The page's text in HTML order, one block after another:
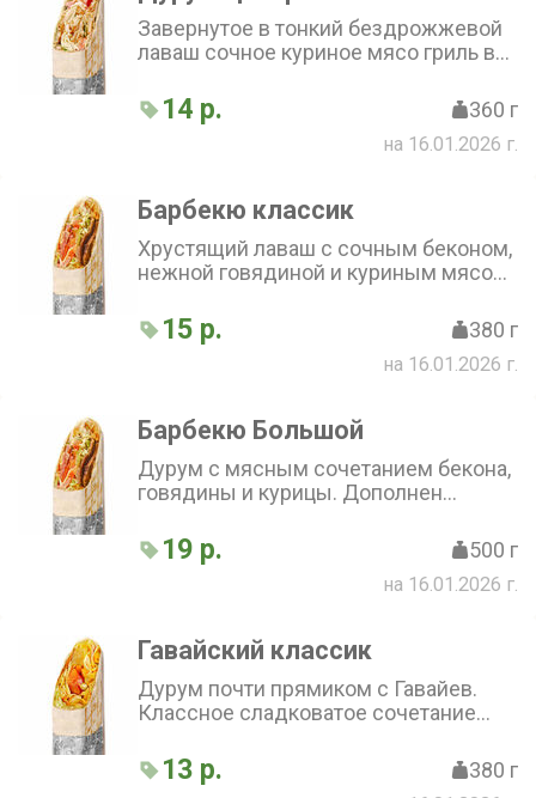
Завернутое в тонкий бездрожжевой
лаваш сочное куриное мясо гриль в
сыром пармезан и специальным
соусом
14 р. 360 г
на 16.01.2026 г.
Барбекю классик
Хрустящий лаваш с сочным беконом,
нежной говядиной и куриным мясом.
пекинская капуста придают
свежесть, а соус барбекю добавляет
пикантный вкус. Томаты вносят
15 р. 380 г
на 16.01.2026 г.
Барбекю Большой
Дурум с мясным сочетанием бекона,
говядины и курицы. Дополнен
огурчиком, луком и соусом Бургер
19 р. 500 г
на 16.01.2026 г.
Гавайский классик
Дурум почти прямиком с Гавайев.
Классное сладковатое сочетание
дополнен капустой и фирменным
соусом
13 р. 380 г